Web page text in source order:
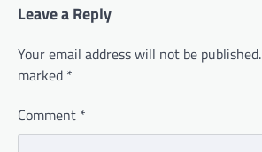
Leave a Reply
Your email address will not be published.
marked *
Comment *